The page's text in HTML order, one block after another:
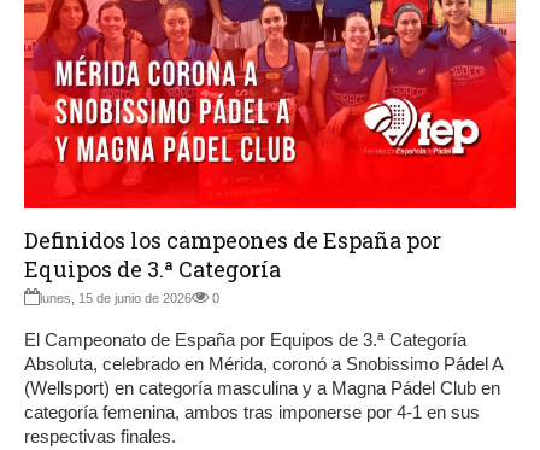
Definidos los campeones de España por
Equipos de 3.ª Categoría
lunes, 15 de junio de 2026 0
El Campeonato de España por Equipos de 3.ª Categoría
Absoluta, celebrado en Mérida, coronó a Snobissimo Pádel A
(Wellsport) en categoría masculina y a Magna Pádel Club en
categoría femenina, ambos tras imponerse por 4-1 en sus
respectivas finales.